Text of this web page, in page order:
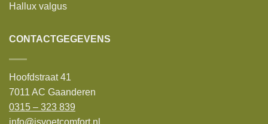
Hallux valgus
CONTACTGEGEVENS
Hoofdstraat 41
7011 AC Gaanderen
0315 – 323 839